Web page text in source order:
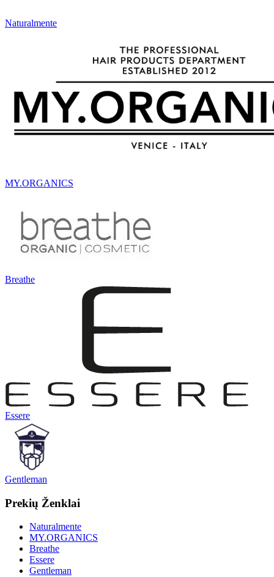
Naturalmente
MY.ORGANICS
Breathe
Essere
Gentleman
Prekių Ženklai
Naturalmente
MY.ORGANICS
Breathe
Essere
Gentleman